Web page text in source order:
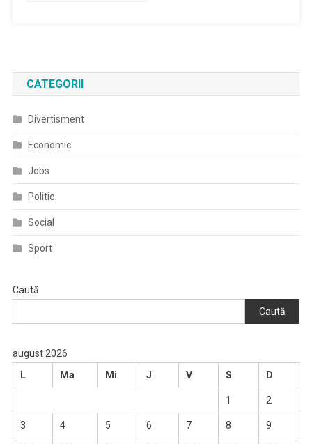
CATEGORII
Divertisment
Economic
Jobs
Politic
Social
Sport
Caută
Caută
august 2026
L
Ma Mi J V S D
1 2
3 4 5 6 7 8 9